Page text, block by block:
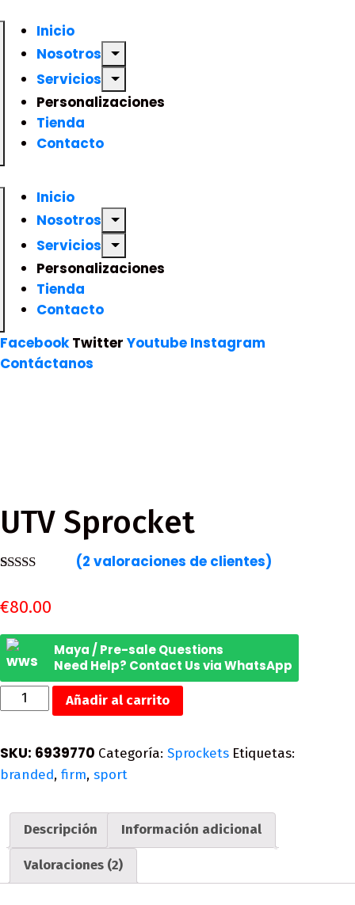
Inicio
Nosotros
Servicios
Personalizaciones
Tienda
Contacto
Inicio
Nosotros
Servicios
Personalizaciones
Tienda
Contacto
Facebook Twitter Youtube Instagram
Contáctanos
UTV Sprocket
sobre 5
en
puntuaciones
de
(2 valoraciones de clientes)
€80.00
Maya / Pre-sale Questions
Need Help? Contact Us via WhatsApp
UTV
Sprocket
Añadir al carrito
SKU: 6939770 Categoría: Sprockets Etiquetas:
branded, firm, sport
Descripción Información adicional
Valoraciones (2)